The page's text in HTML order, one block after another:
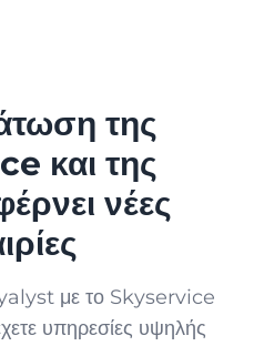
σας
της
και της
νέες
με το Skyservice
υπηρεσίες υψηλής